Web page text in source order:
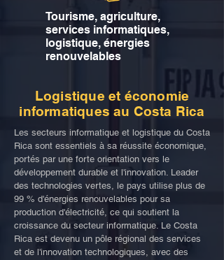
Tourisme, agriculture,
services informatiques,
logistique, énergies
renouvelables
Logistique et économie
informatiques au Costa Rica
Les secteurs informatique et logistique du Costa
Rica sont essentiels à sa réussite économique,
portés par une forte orientation vers le
développement durable et l'innovation. Leader
des technologies vertes, le pays utilise plus de
99 % d'énergies renouvelables pour sa
production d'électricité, ce qui soutient la
croissance du secteur informatique. Le Costa
Rica est devenu un pôle régional des services
et de l'innovation technologiques, avec des